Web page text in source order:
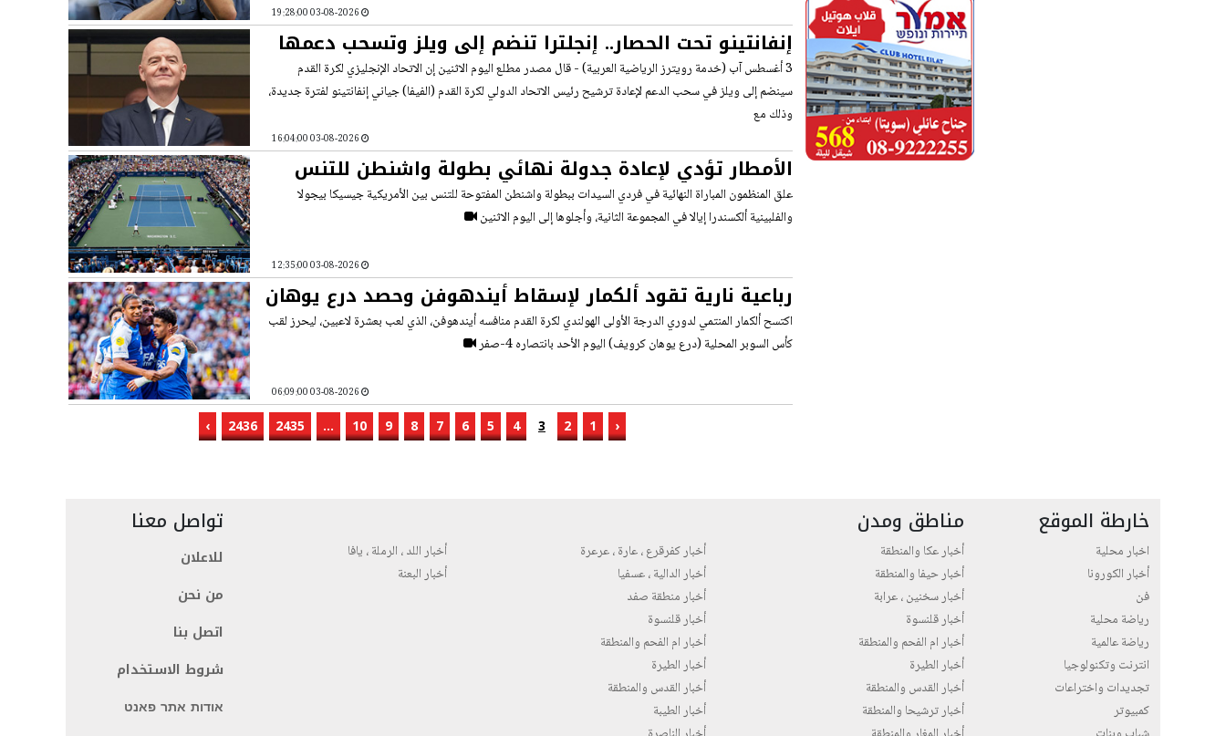
إنفانتينو تحت الحصار.. إنجلترا تنضم إلى ويلز وتسحب دعمها
لرئيس الفيفا
3 أغسطس آب (خدمة رويترز الرياضية العربية) - قال مصدر مطلع اليوم الاثنين إن الاتحاد الإنجليزي لكرة القدم
سينضم إلى ويلز في سحب الدعم لإعادة ترشيح رئيس الاتحاد الدولي لكرة القدم (الفيفا) جياني إنفانتينو لفترة جديدة،
وذلك مع
الأمطار تؤدي لإعادة جدولة نهائي بطولة واشنطن للتنس
وتؤجل اللعب في كندا
علق المنظمون المباراة النهائية في فردي السيدات ببطولة واشنطن المفتوحة للتنس بين الأمريكية جيسيكا بيجولا
والفلبينية ألكسندرا إيالا في المجموعة الثانية، وأجلوها إلى اليوم الاثنين
رباعية نارية تقود ألكمار لإسقاط أيندهوفن وحصد درع يوهان
كرويف
اكتسح ألكمار المنتمي لدوري الدرجة الأولى الهولندي لكرة القدم منافسه أيندهوفن، الذي لعب بعشرة لاعبين، ليحرز لقب
كأس السوبر المحلية (درع يوهان كرويف) اليوم الأحد بانتصاره 4-صفر
‹
1
2
3
4
5
6
7
8
9
10
...
2435
2436
›
خارطة الموقع
اخبار محلية
أخبار الكورونا
فن
رياضة محلية
رياضة عالمية
انترنت وتكنولوجيا
تجديدات واختراعات
كمبيوتر
مناطق ومدن
أخبار عكا والمنطقة
أخبار حيفا والمنطقة
أخبار سخنين ، عرابة
أخبار قلنسوة
أخبار ام الفحم والمنطقة
أخبار الطيرة
أخبار القدس والمنطقة
أخبار ترشيحا والمنطقة
أخبار كفرقرع ، عارة ، عرعرة
أخبار الدالية ، عسفيا
أخبار منطقة صفد
أخبار قلنسوة
أخبار ام الفحم والمنطقة
أخبار الطيرة
أخبار القدس والمنطقة
أخبار الطيبة
أخبار اللد ، الرملة ، يافا
أخبار البعنة
تواصل معنا
للاعلان
من نحن
اتصل بنا
شروط الاستخدام
אודות אתר פאנט